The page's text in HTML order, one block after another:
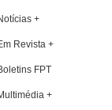
+
Revista +
FPT
+